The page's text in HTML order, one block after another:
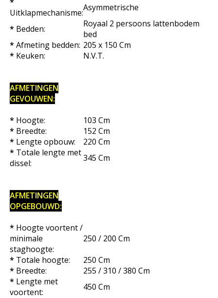
Uitklapmechanisme:Asymmetrische
* Bedden:
Royaal 2 persoons lattenbodem
bed
* Afmeting bedden: 205 x 150 Cm
* Keuken: N.V.T.
AFMETINGEN
GEVOUWEN:
* Hoogte:
103 Cm
* Breedte:
152 Cm
* Lengte opbouw:
220 Cm
* Totale lengte met
dissel:
345 Cm
AFMETINGEN
OPGEBOUWD:
* Hoogte voortent /
minimale
staghoogte:
250 / 200 Cm
* Totale hoogte:
250 Cm
* Breedte:
255 / 310 / 380 Cm
* Lengte met
voortent:
450 Cm